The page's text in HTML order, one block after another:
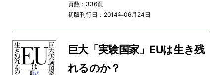
頁数：336頁
初版刊行日：2014年06月24日
巨大「実験国家」EUは生き残
れるのか？